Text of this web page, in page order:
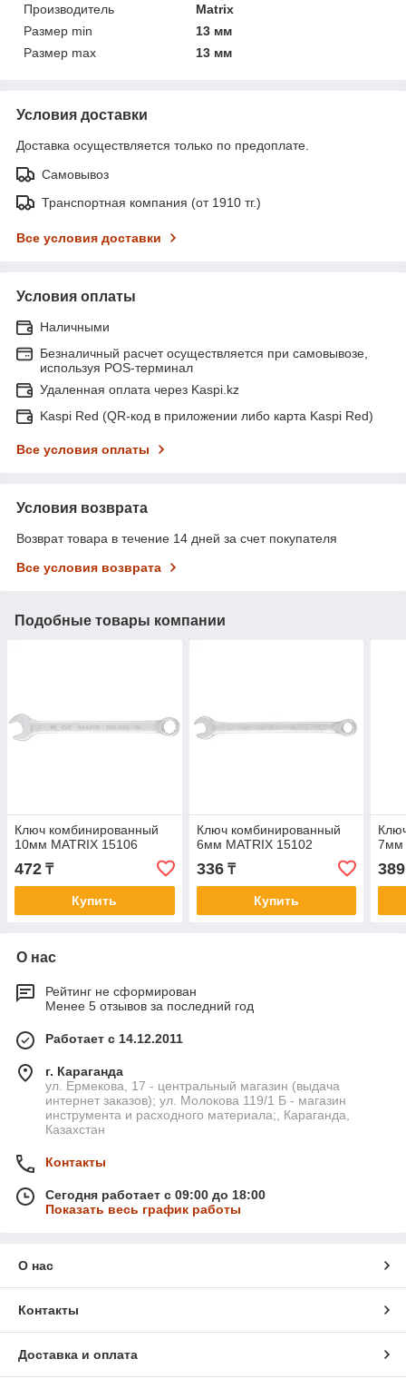
Производитель
Matrix
Размер min
13 мм
Размер max
13 мм
Условия доставки
Доставка осуществляется только по предоплате.
Самовывоз
Транспортная компания (от 1910 тг.)
Все условия доставки
Условия оплаты
Наличными
Безналичный расчет осуществляется при самовывозе,
используя POS-терминал
Удаленная оплата через Kaspi.kz
Kaspi Red (QR-код в приложении либо карта Kaspi Red)
Все условия оплаты
Условия возврата
Возврат товара в течение 14 дней за счет покупателя
Все условия возврата
Подобные товары компании
Ключ комбинированный
10мм MATRIX 15106
472 ₸
Купить
Ключ комбинированный
6мм MATRIX 15102
336₸
Купить
7мм
389
О нас
Рейтинг не сформирован
Менее 5 отзывов за последний год
Работает с 14.12.2011
г. Караганда
ул. Ермекова, 17 - центральный магазин (выдача
интернет заказов); ул. Молокова 119/1 Б - магазин
инструмента и расходного материала;, Караганда,
Казахстан
Контакты
Сегодня работает с 09:00 до 18:00
Показать весь график работы
О нас
Контакты
Доставка и оплата